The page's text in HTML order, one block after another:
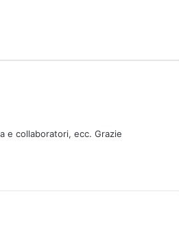
e collaboratori, ecc. Grazie